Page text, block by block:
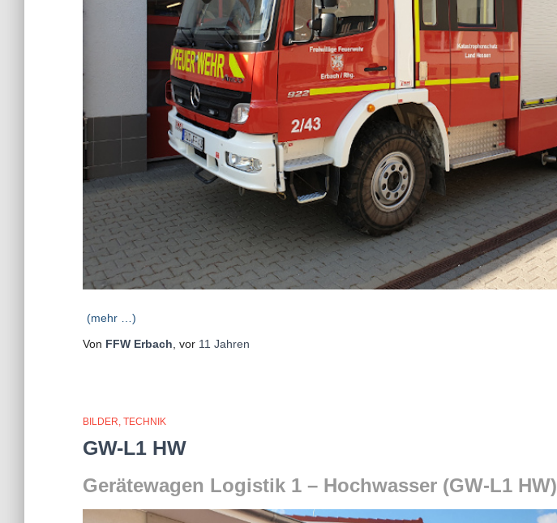
(mehr …)
Von FFW Erbach , vor 11 Jahren
BILDER TECHNIK
GW-L1 HW
Gerätewagen Logistik 1 – Hochwasser (GW-L1 HW)